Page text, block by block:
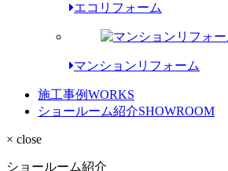
エコリフォーム
マンションリフォーム
施工事例WORKS
ショールーム紹介SHOWROOM
× close
ショールーム紹介